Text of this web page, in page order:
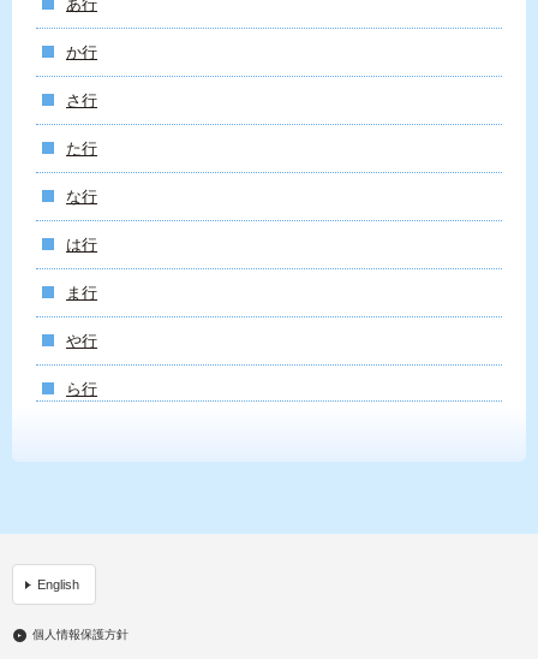
あ行
か行
さ行
た行
な行
は行
ま行
や行
ら行
English
個人情報保護方針